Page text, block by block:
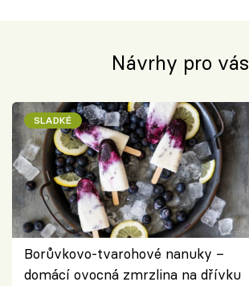
Návrhy pro vás
SLADKÉ
Borůvkovo-tvarohové nanuky –
domácí ovocná zmrzlina na dřívku